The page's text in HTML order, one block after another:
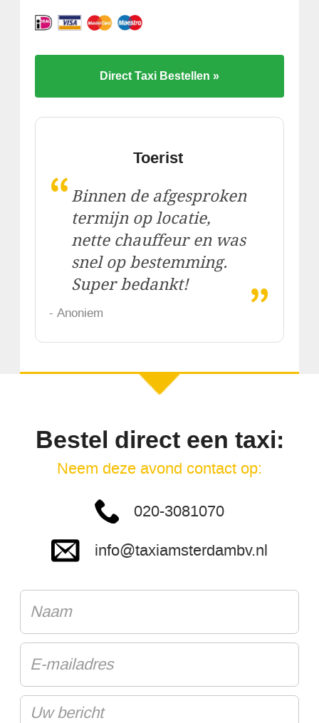
Direct Taxi Bestellen »
Toerist
“ Binnen de afgesproken
termijn op locatie,
nette chauffeur en was
snel op bestemming.
Super bedankt!
„
- Anoniem
Bestel direct een taxi:
Neem deze avond contact op:
020-3081070
info@taxiamsterdambv.nl